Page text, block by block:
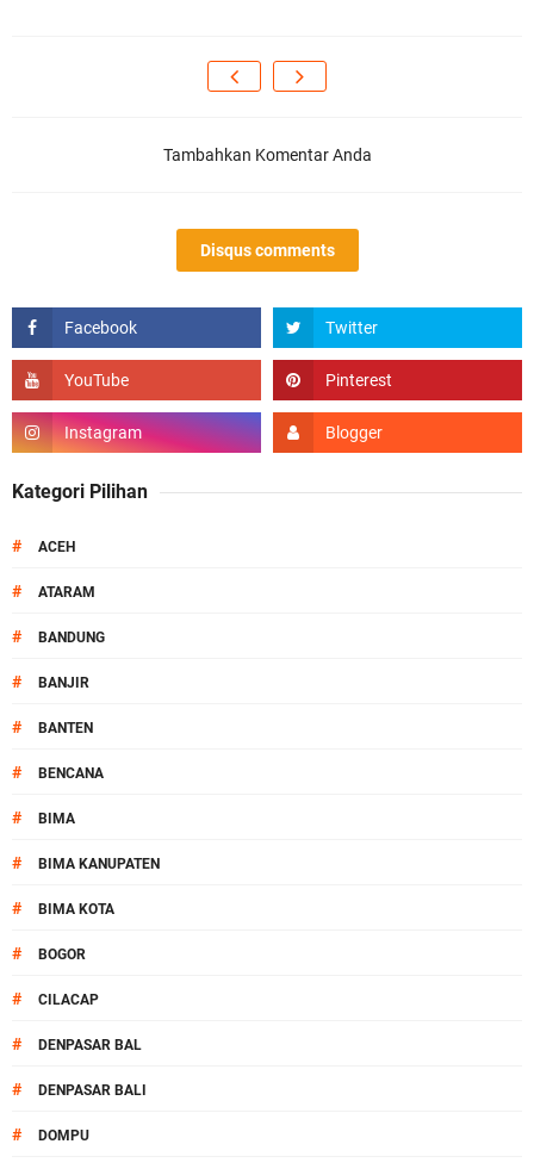
Tambahkan Komentar Anda
Disqus comments
Kategori Pilihan
# ACEH
# ATARAM
# BANDUNG
# BANJIR
# BANTEN
# BENCANA
# BIMA
# BIMA KANUPATEN
# BIMA KOTA
# BOGOR
# CILACAP
# DENPASAR BAL
# DENPASAR BALI
# DOMPU